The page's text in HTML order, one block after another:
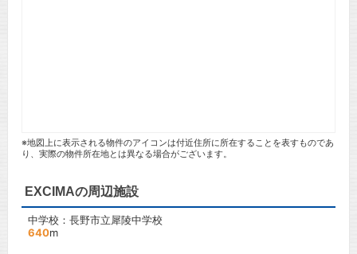
※地図上に表示される物件のアイコンは付近住所に所在することを表すものであ
り、実際の物件所在地とは異なる場合がございます。
EXCIMAの周辺施設
中学校：長野市立犀陵中学校
640m